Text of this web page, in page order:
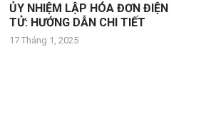
ỦY NHIỆM LẬP HÓA ĐƠN ĐIỆN
TỬ: HƯỚNG DẪN CHI TIẾT
17 Tháng 1, 2025